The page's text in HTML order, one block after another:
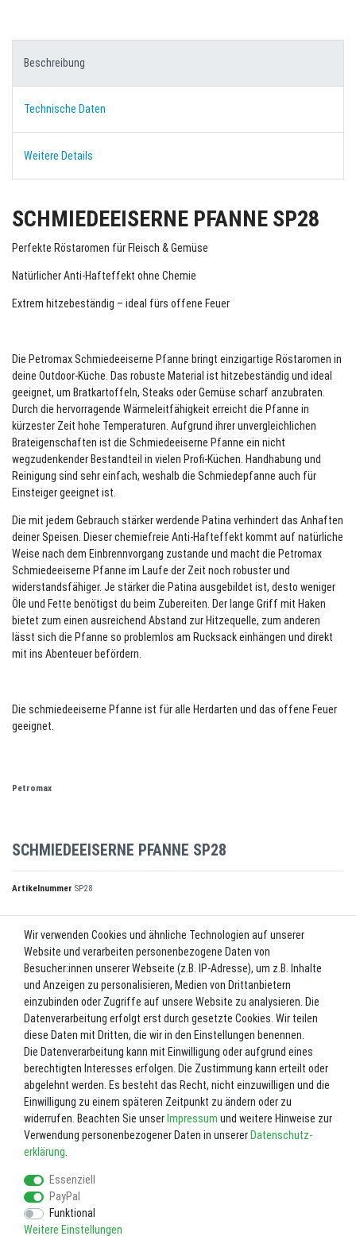
Beschreibung
Technische Daten
Weitere Details
SCHMIEDEEISERNE PFANNE SP28
Perfekte Röstaromen für Fleisch & Gemüse
Natürlicher Anti-Hafteffekt ohne Chemie
Extrem hitzebeständig – ideal fürs offene Feuer
Die Petromax Schmiedeeiserne Pfanne bringt einzigartige Röstaromen in
deine Outdoor-Küche. Das robuste Material ist hitzebeständig und ideal
geeignet, um Bratkartoffeln, Steaks oder Gemüse scharf anzubraten.
Durch die hervorragende Wärmeleitfähigkeit erreicht die Pfanne in
kürzester Zeit hohe Temperaturen. Aufgrund ihrer unvergleichlichen
Brateigenschaften ist die Schmiedeeiserne Pfanne ein nicht
wegzudenkender Bestandteil in vielen Profi-Küchen. Handhabung und
Reinigung sind sehr einfach, weshalb die Schmiedepfanne auch für
Einsteiger geeignet ist.
Die mit jedem Gebrauch stärker werdende Patina verhindert das Anhaften
deiner Speisen. Dieser chemiefreie Anti-Hafteffekt kommt auf natürliche
Weise nach dem Einbrennvorgang zustande und macht die Petromax
Schmiedeeiserne Pfanne im Laufe der Zeit noch robuster und
widerstandsfähiger. Je stärker die Patina ausgebildet ist, desto weniger
Öle und Fette benötigst du beim Zubereiten. Der lange Griff mit Haken
bietet zum einen ausreichend Abstand zur Hitzequelle, zum anderen
lässt sich die Pfanne so problemlos am Rucksack einhängen und direkt
mit ins Abenteuer befördern.
Die schmiedeeiserne Pfanne ist für alle Herdarten und das offene Feuer
geeignet.
Petromax
SCHMIEDEEISERNE PFANNE SP28
Artikelnummer SP28
UVP 49,90 €
47,90 EUR*
Lieferzeit ca. 2-3 Werktage.
In den Warenkorb
Wunschliste
* inkl. ges. MwSt. zzgl. Versandkosten
Wir verwenden Cookies und ähnliche Technologien auf unserer
Website und verarbeiten personenbezogene Daten von
Besucher:innen unserer Webseite (z.B. IP-Adresse), um z.B. Inhalte
und Anzeigen zu personalisieren, Medien von Drittanbietern
einzubinden oder Zugriffe auf unsere Website zu analysieren. Die
Datenverarbeitung erfolgt erst durch gesetzte Cookies. Wir teilen
diese Daten mit Dritten, die wir in den Einstellungen benennen.
Die Datenverarbeitung kann mit Einwilligung oder aufgrund eines
berechtigten Interesses erfolgen. Die Zustimmung kann erteilt oder
abgelehnt werden. Es besteht das Recht, nicht einzuwilligen und die
Einwilligung zu einem späteren Zeitpunkt zu ändern oder zu
widerrufen. Beachten Sie unser Impressum und weitere Hinweise zur
Verwendung personenbezogener Daten in unserer Daten­schutz­
erklärung
Essenziell
PayPal
Funktional
Weitere Einstellungen